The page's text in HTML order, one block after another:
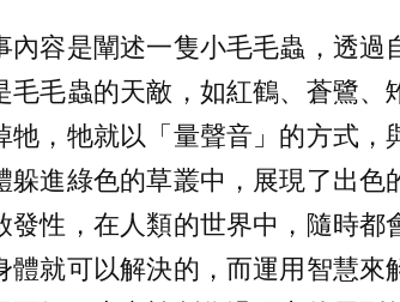
容是闡述一隻小毛毛蟲，透過
毛蟲的天敵，如紅鶴、蒼鷺、
，牠就以「量聲音」的方式，
進綠色的草叢中，展現了出色
性，在人類的世界中，隨時都
就可以解決的，而運用智慧來